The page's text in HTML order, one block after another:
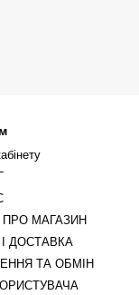
ПРО МАГАЗИН
ДОСТАВКА
ТА ОБМІН